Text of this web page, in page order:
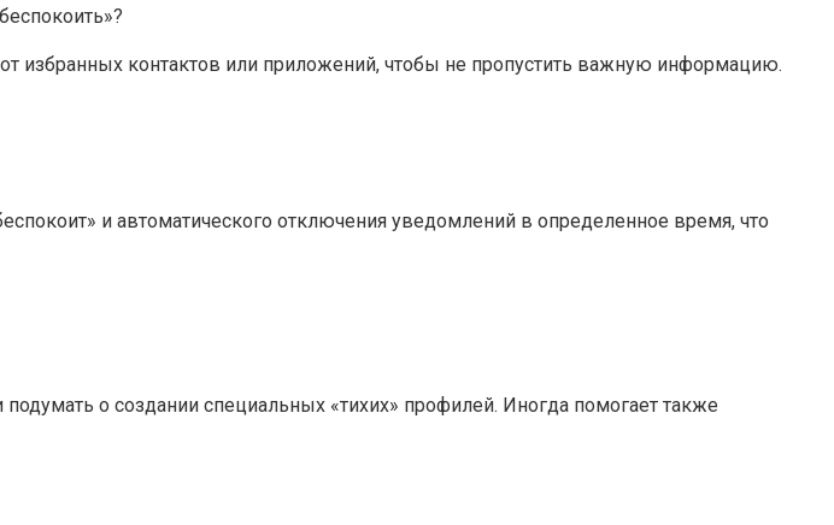
избранных контактов или приложений, чтобы не пропустить важную информацию.
и автоматического отключения уведомлений в определенное время, что
о создании специальных «тихих» профилей. Иногда помогает также